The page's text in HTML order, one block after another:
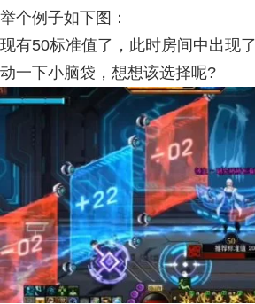
举个例子如下图：
现有50标准值了，此时房间中出现
动一下小脑袋，想想该选择呢?